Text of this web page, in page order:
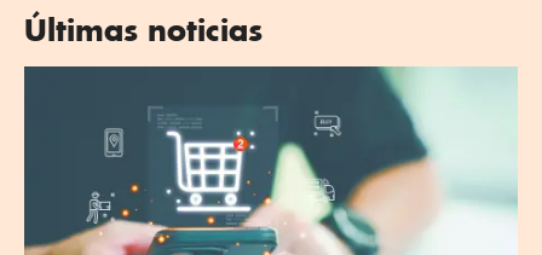
Últimas noticias